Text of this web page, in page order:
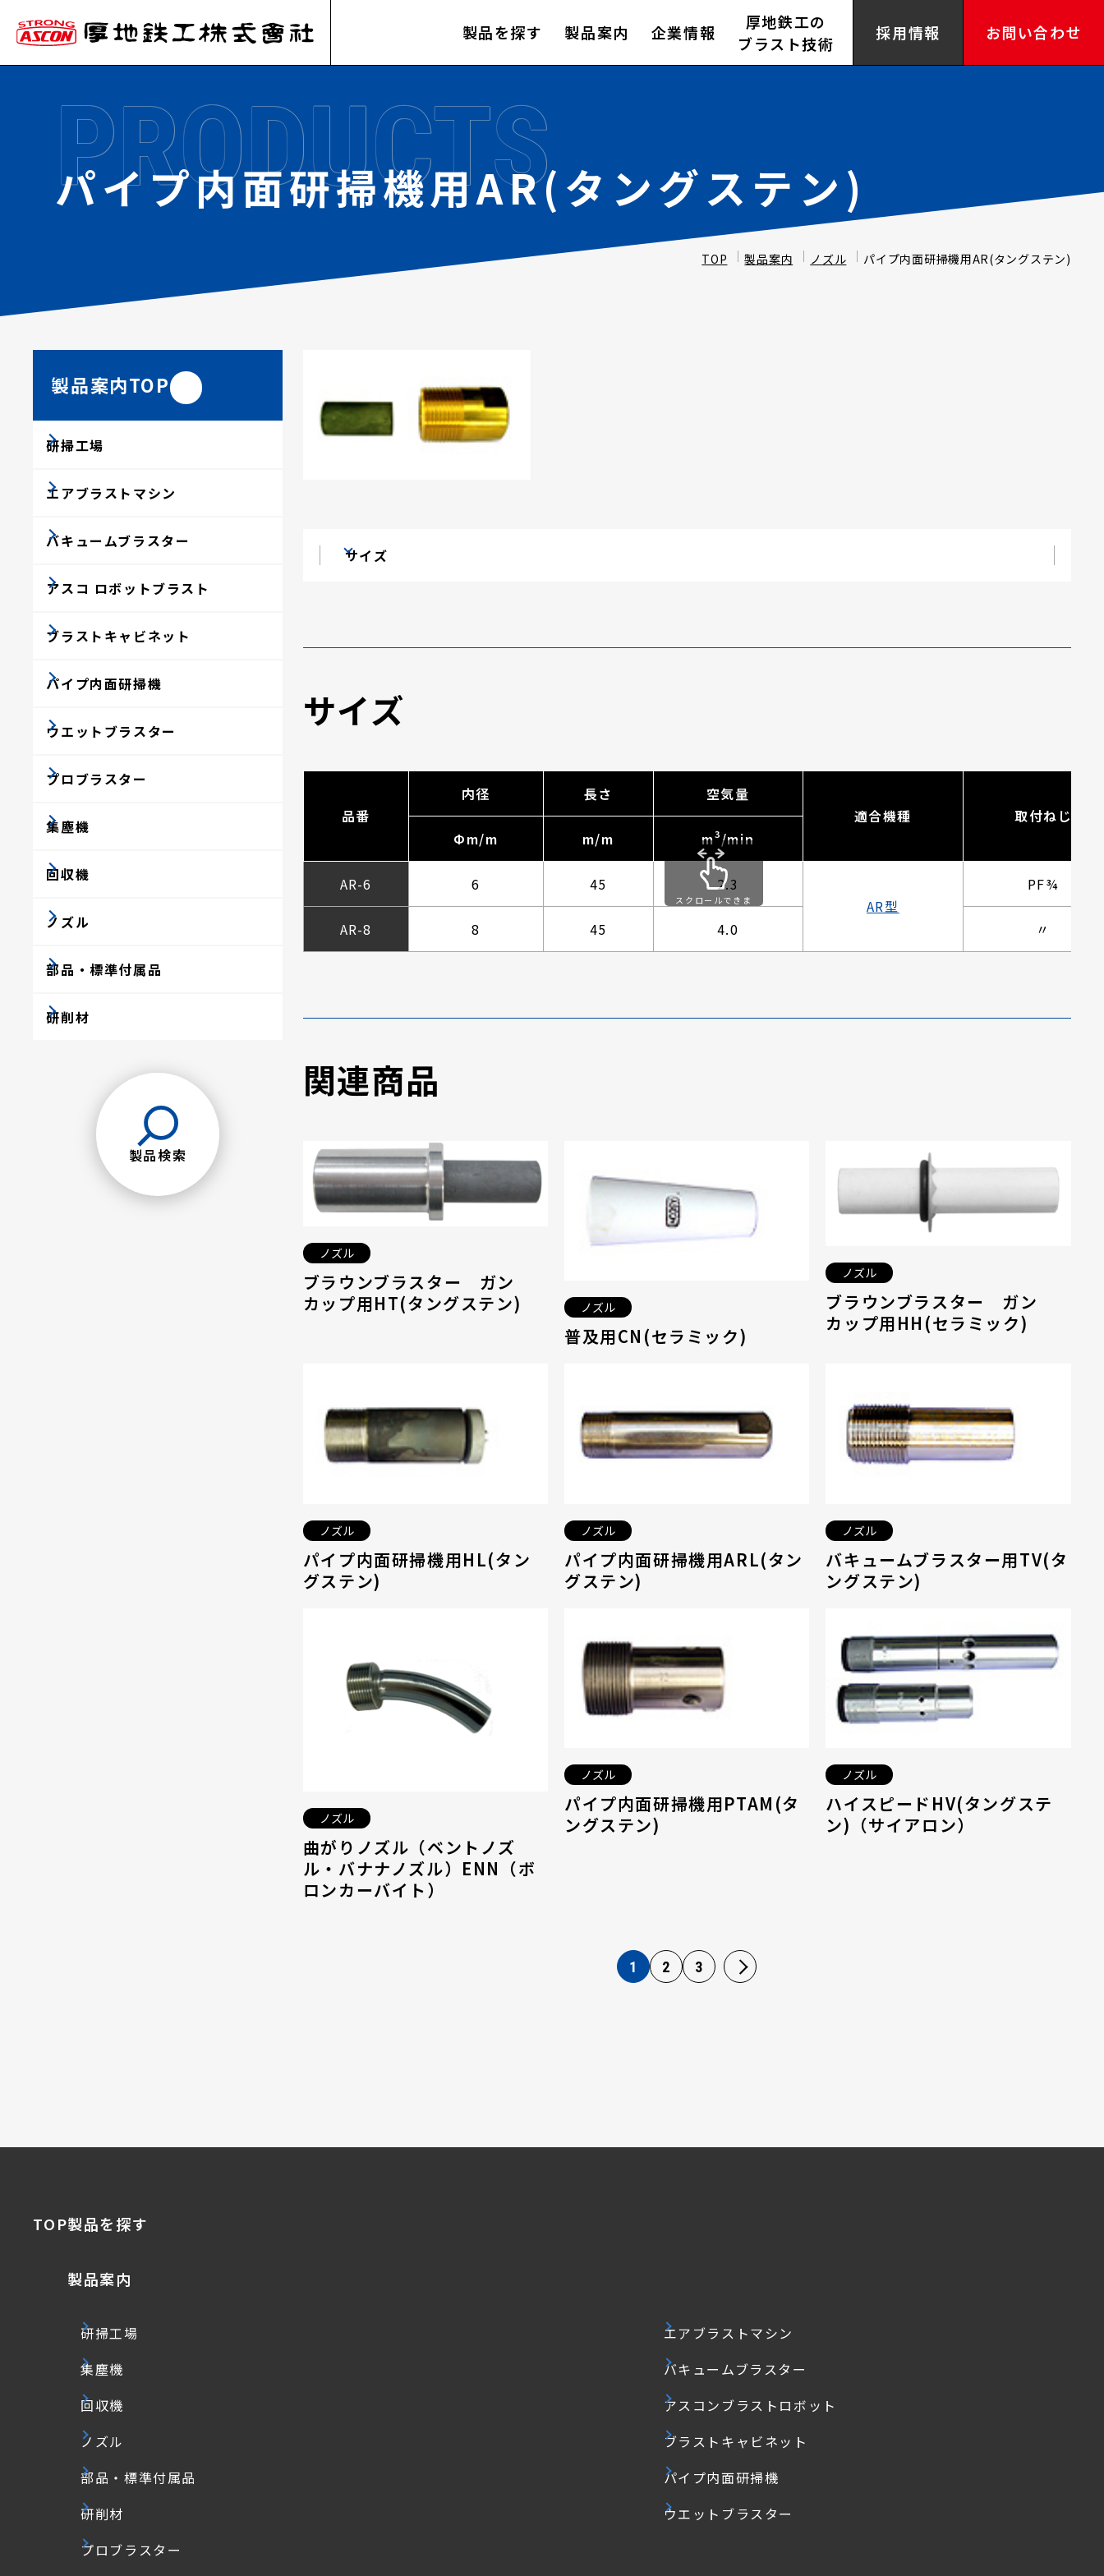
製品を探す 製品案内 企業情報
厚地鉄工の
ブラスト技術
採用情報 お問い合わせ
パイプ内面研掃機用AR(タングステン)
PRODUCTS
TOP 製品案内 ノズル パイプ内面研掃機用AR(タングステン)
サイズ
サイズ
品番
内径 長さ
空気量
適合機種
取付ねじ
Фm/m
m/m m3/min
AR-6 6 45
2.3
AR型
PF¾
AR-8 8 45 4.0 〃
スクロールできま
関連商品
ノズル
ブラウンブラスター ガン
カップ用HT(タングステン)
ノズル
普及用CN(セラミック)
ノズル
ブラウンブラスター ガン
カップ用HH(セラミック)
ノズル
パイプ内面研掃機用HL(タン
グステン)
ノズル
パイプ内面研掃機用ARL(タン
グステン)
ノズル
バキュームブラスター用TV(タ
ングステン)
ノズル
曲がりノズル（ベントノズ
ル・バナナノズル）ENN（ボ
ロンカーバイト）
ノズル
パイプ内面研掃機用PTAM(タ
ングステン)
ノズル
ハイスピードHV(タングステ
ン)（サイアロン）
1 2 3
製品案内TOP
研掃工場
エアブラストマシン
バキュームブラスター
アスコ ロボットブラスト
ブラストキャビネット
パイプ内面研掃機
ウエットブラスター
プロブラスター
集塵機
回収機
ノズル
部品・標準付属品
研削材
製品検索
TOP製品を探す
製品案内
研掃工場
エアブラストマシン
集塵機
バキュームブラスター
回収機
アスコンブラストロボット
ノズル
ブラストキャビネット
部品・標準付属品
パイプ内面研掃機
研削材
ウエットブラスター
プロブラスター